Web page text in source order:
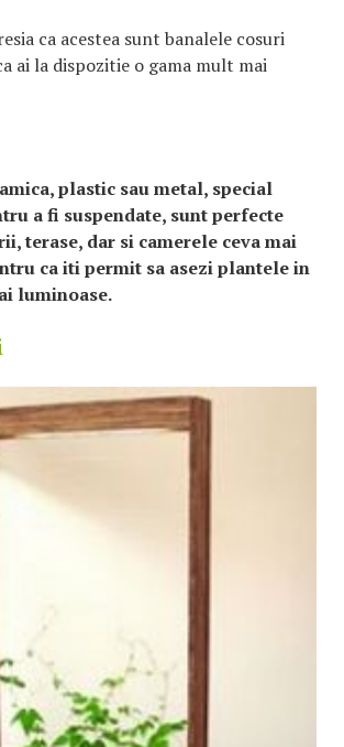
ca acestea sunt banalele cosuri
ai la dispozitie o gama mult mai
plastic sau metal, special
a fi suspendate, sunt perfecte
terase, dar si camerele ceva mai
ca iti permit sa asezi plantele in
luminoase.